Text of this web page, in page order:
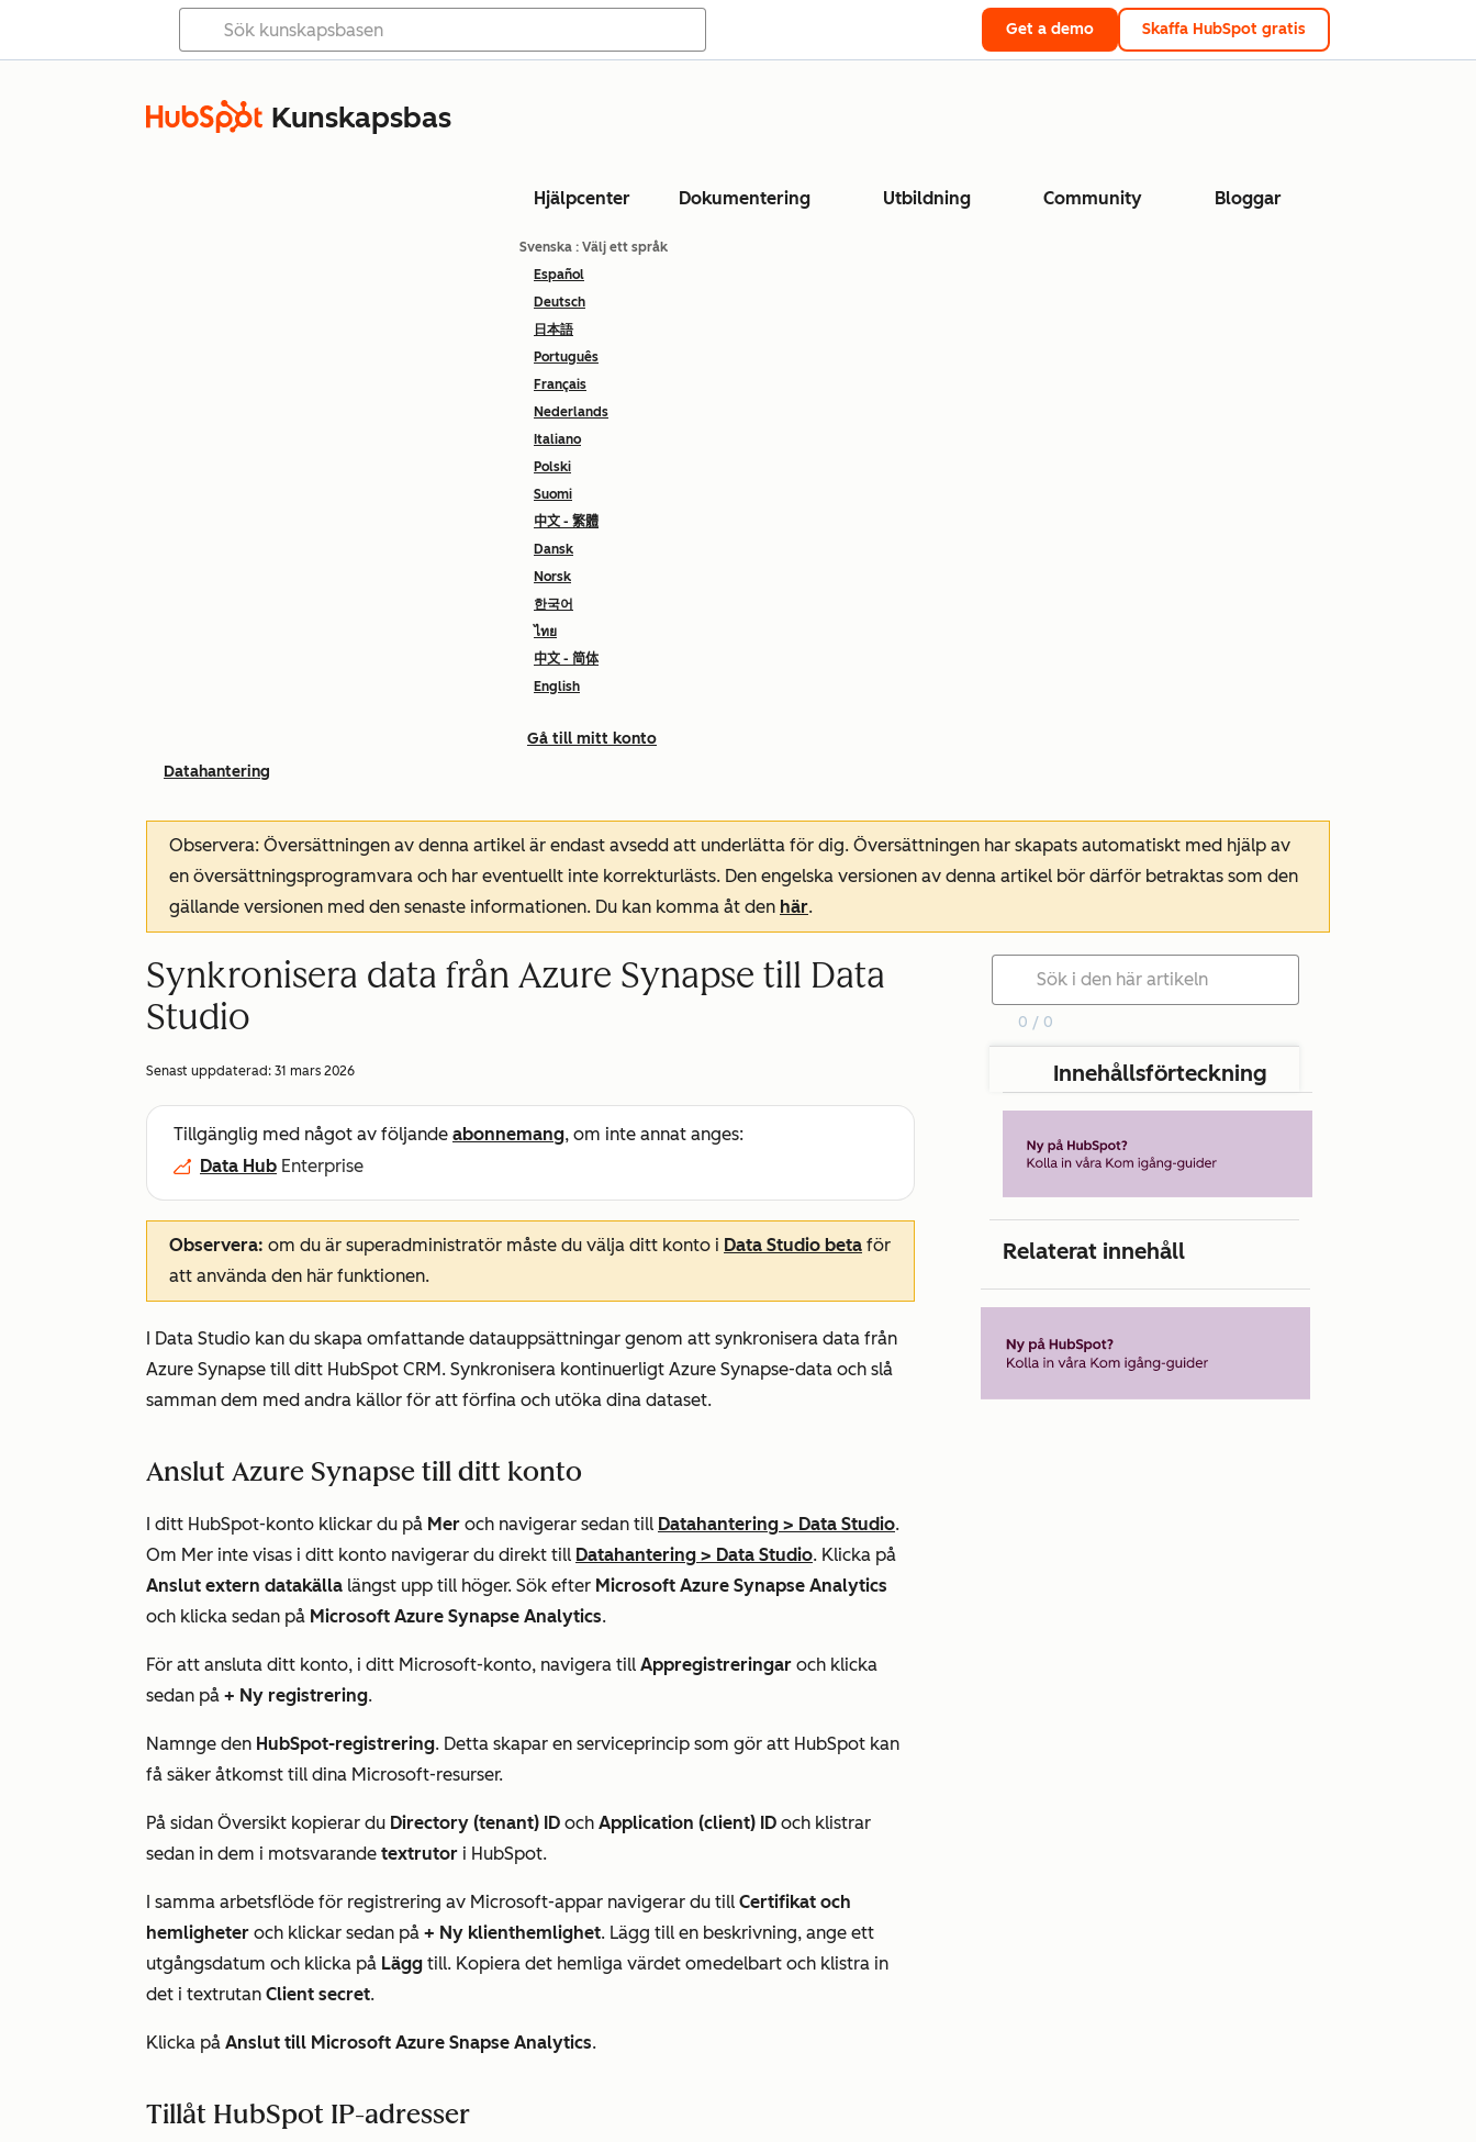
Get a demo Skaffa HubSpot gratis
Kunskapsbas
Hjälpcenter Dokumentering Utbildning Community Bloggar
Svenska : Välj ett språk
Español
Deutsch
日本語
Português
Français
Nederlands
Italiano
Polski
Suomi
中文 - 繁體
Dansk
Norsk
한국어
ไทย
中文 - 简体
English
Gå till mitt konto
Datahantering
Observera: Översättningen av denna artikel är endast avsedd att underlätta för dig. Översättningen har skapats automatiskt med hjälp av
en översättningsprogramvara och har eventuellt inte korrekturlästs. Den engelska versionen av denna artikel bör därför betraktas som den
gällande versionen med den senaste informationen. Du kan komma åt den här.
Synkronisera data från Azure Synapse till Data
Studio
Senast uppdaterad: 31 mars 2026
Tillgänglig med något av följande abonnemang, om inte annat anges:
Data Hub Enterprise
Observera: om du är superadministratör måste du välja ditt konto i Data Studio beta för
att använda den här funktionen.
I Data Studio kan du skapa omfattande datauppsättningar genom att synkronisera data från
Azure Synapse till ditt HubSpot CRM. Synkronisera kontinuerligt Azure Synapse-data och slå
samman dem med andra källor för att förfina och utöka dina dataset.
Anslut Azure Synapse till ditt konto
I ditt HubSpot-konto klickar du på Mer och navigerar sedan till Datahantering > Data Studio.
Om Mer inte visas i ditt konto navigerar du direkt till Datahantering > Data Studio. Klicka på
Anslut extern datakälla längst upp till höger. Sök efter Microsoft Azure Synapse Analytics
och klicka sedan på Microsoft Azure Synapse Analytics.
För att ansluta ditt konto, i ditt Microsoft-konto, navigera till Appregistreringar och klicka
sedan på + Ny registrering.
Namnge den HubSpot-registrering. Detta skapar en serviceprincip som gör att HubSpot kan
få säker åtkomst till dina Microsoft-resurser.
På sidan Översikt kopierar du Directory (tenant) ID och Application (client) ID och klistrar
sedan in dem i motsvarande textrutor i HubSpot.
I samma arbetsflöde för registrering av Microsoft-appar navigerar du till Certifikat och
hemligheter och klickar sedan på + Ny klienthemlighet. Lägg till en beskrivning, ange ett
utgångsdatum och klicka på Lägg till. Kopiera det hemliga värdet omedelbart och klistra in
det i textrutan Client secret.
Klicka på Anslut till Microsoft Azure Snapse Analytics.
Tillåt HubSpot IP-adresser
0 / 0
Innehållsförteckning
Relaterat innehåll